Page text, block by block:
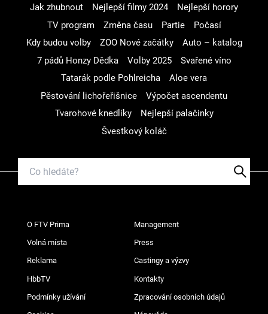
Jak zhubnout Nejlepší filmy 2024
Nejlepší horory
TV program
Změna času Partie
Počasí
Kdy budou volby
ZOO Nové začátky
Auto – katalog
7 pádů Honzy Dědka
Volby 2025
Svařené víno
Tatarák podle Pohlreicha
Aloe vera
Pěstování lichořeřišnice
Výpočet ascendentu
Tvarohové knedlíky
Nejlepší palačinky
Švestkový koláč
O FTV Prima Management
Volná místa Press
Reklama Castingy a výzvy
HbbTV Kontakty
Podmínky užívání Zpracování osobních údajů